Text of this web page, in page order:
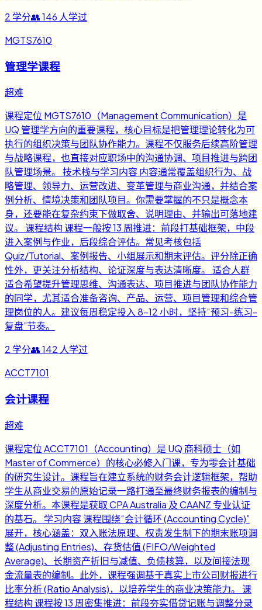
2 学分👥146 人学过
MGTS7610
管理学课程
超难
课程定位 MGTS7610（Management Communication）是
UQ 管理学方向的重要课程，核心目标是把管理理论转化为可
执行的组织决策与团队协作能力。课程不仅服务后续高阶管理
与战略课程，也直接对应职场中的沟通协调、项目推进与跨团
队管理场景。 技术栈与学习内容 内容通常覆盖组织行为、战
略管理、领导力、运营改进、变革管理与商业沟通，并结合案
例分析、情境决策和团队项目。你需要掌握的不只是概念本
身，还要能在复杂约束下做取舍、说明理由、并输出可落地建
议。 课程结构 课程一般按 13 周推进：前段打基础框架，中段
进入案例与作业，后段综合评估。常见考核包括
Quiz/Tutorial、案例报告、小组展示和期末评估。评分除正确
性外，更关注分析结构、论证深度与表达清晰度。 适合人群
适合希望提升管理思维、沟通表达、项目推进与团队协作能力
的同学，尤其适合准备咨询、产品、运营、项目管理和综合管
理岗位的人。建议每周稳定投入 8-12 小时，坚持“预习-练习-
复盘”节奏。
2 学分👥142 人学过
ACCT7101
会计课程
超难
课程定位 ACCT7101（Accounting）是 UQ 商科硕士（如
Master of Commerce）的核心必修入门课，专为零会计基础
的研究生设计。课程旨在建立系统的财务会计逻辑框架，帮助
学生从商业交易的原始记录一路打通至最终财务报表的编制与
深度分析。本课程是获取 CPA Australia 及 CAANZ 专业认证
的基石。 学习内容 课程围绕“会计循环 (Accounting Cycle)”
展开，核心涵盖：双入账法原理、权责发生制下的期末账项调
整 (Adjusting Entries)、存货估值 (FIFO/Weighted
Average)、长期资产折旧与减值、负债核算，以及间接法现
金流量表的编制。此外，课程强调基于真实上市公司财报进行
比率分析 (Ratio Analysis)，以培养学生的商业决策能力。 课
程结构 课程按 13 周密集推进：前段夯实借贷记账与调整分录